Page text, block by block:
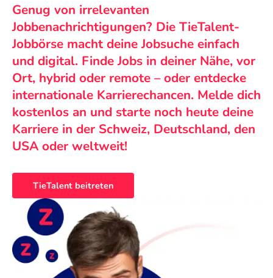
Genug von irrelevanten
Jobbenachrichtigungen? Die TieTalent-
Jobbörse macht deine Jobsuche einfach
und digital. Finde Jobs in deiner Nähe, vor
Ort, hybrid oder remote – oder entdecke
internationale Karrierechancen. Melde dich
kostenlos an und starte noch heute deine
Karriere in der Schweiz, Deutschland, den
USA oder weltweit!
TieTalent beitreten